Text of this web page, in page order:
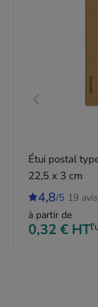
Étui postal
22,5 x 3 cm
4,8/5 19 avis
à partir de
0,32 € HT